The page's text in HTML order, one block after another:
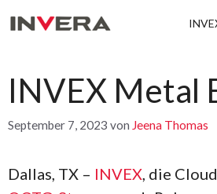
Inhalt
INVEX Metal
September 7, 2023 von Jeena Thomas
Dallas, TX – INVEX , die